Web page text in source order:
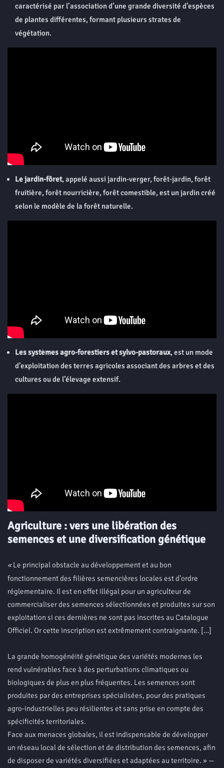
caractérisé par l’association d’une grande diversité d’espèces
de plantes différentes, formant plusieurs strates de
végétation.
Lejardin-fôret, appelé aussi jardin-verger, forêt-jardin, forêt
fruitière, forêt nourricière, forêt comestible, est un jardin créé
selon le modèle de la forêt naturelle.
Les systèmes agro-forestiers et sylvo-pastoraux, est un mode
d’exploitation des terres agricoles associant des arbres et des
cultures ou de l’élevage extensif.
Agriculture : vers une libération des
semences et une diversification génétique
«Le principal obstacle au développement et au bon
fonctionnement des filières semencières locales est d’ordre
réglementaire. Il est en effet illégal pour un agriculteur de
commercialiser des semences sélectionnées et produites sur son
exploitation si ces dernières ne sont pas inscrites au Catalogue
Officiel. Or cette inscription est extrêmement contraignante. […]
La grande homogénéité génétique des variétés modernes les
rend vulnérables face à des perturbations climatiques ou
biologiques de plus en plus fréquentes. Les semences sont
produites par des entreprises spécialisées, pour des pratiques
agro-industrielles peu résilientes et sans prise en compte des
spécificités territoriales.
Face aux menaces globales, il est indispensable de développer
un réseau local de sélection et de distribution des semences, afin
de disposer de variétés diversifiées et adaptées au territoire. » —